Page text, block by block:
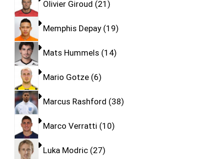
Olivier Giroud 21
Memphis Depay 19
Mats Hummels 14
Mario Gotze 6
Marcus Rashford 38
Marco Verratti 10
Luka Modric 27